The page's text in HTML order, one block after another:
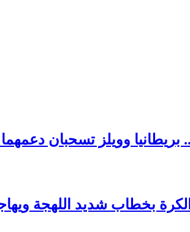
وويلز تسحبان دعمهما
الكرة بخطاب شديد اللهجة